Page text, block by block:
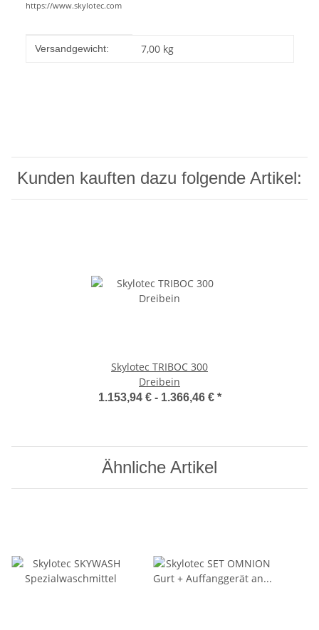
https://www.skylotec.com
Produkteigenschaft
Wert
Versandgewicht: 7,00 kg
Kunden kauften dazu folgende Artikel:
Skylotec TRIBOC 300
Dreibein
1.153,94 € - 1.366,46 € *
Ähnliche Artikel